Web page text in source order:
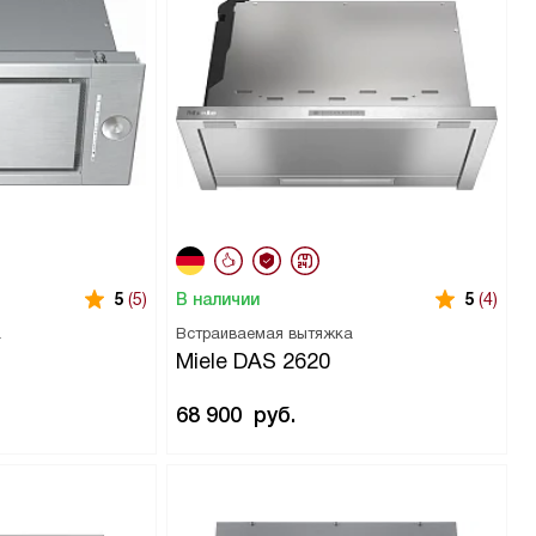
5 (5)
Встраиваемая вытяжка
Miele DAS 2620
В наличии 5 (4)
68 900 руб.